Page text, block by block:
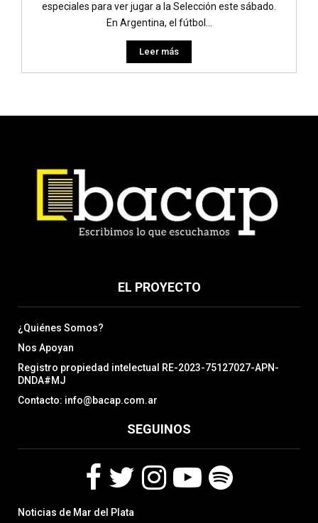
especiales para ver jugar a la Selección este sábado.
En Argentina, el fútbol...
Leer más
EL PROYECTO
¿Quiénes Somos?
Nos Apoyan
Registro propiedad intelectual RE-2023-75127027-APN-
DNDA#MJ
Contacto: info@bacap.com.ar
SEGUINOS
a
w
Noticias de Mar del Plata